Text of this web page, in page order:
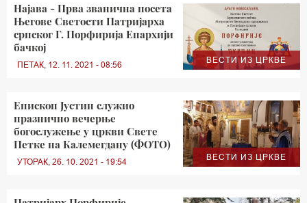
ВЕСТИ ИЗ ЦРКВЕ
Најава - Прва званична посета
Његове Светости Патријарха
српског Г. Порфирија Епархији
бачкој
ПЕТАК, 12. 11. 2021 - 08:56
ВЕСТИ ИЗ ЦРКВЕ
Епископ Јустин служио
празнично вечерње
богослужење у цркви Свете
Петке на Калемегдану (ФОТО)
УТОРАК, 26. 10. 2021 - 19:54